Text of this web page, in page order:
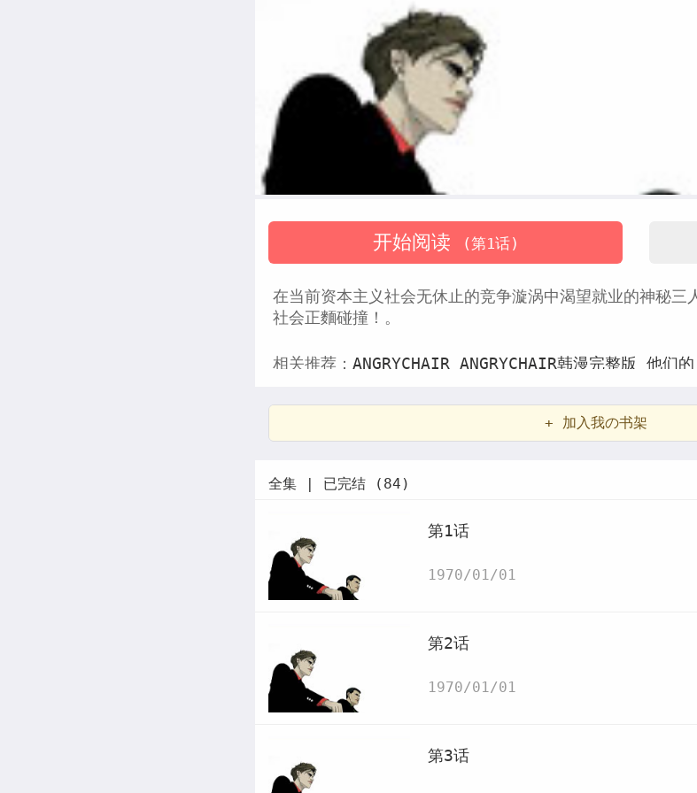
开始阅读 (第1话)
在当前资本主义社会无休止的竞争漩涡中渴望就业的神秘
社会正麵碰撞！。
相关推荐： ANGRYCHAIR ANGRYCHAIR韩漫完整版 他们的
+ 加入我の书架
全集 | 已完结 (84)
第1话
1970/01/01
第2话
1970/01/01
第3话